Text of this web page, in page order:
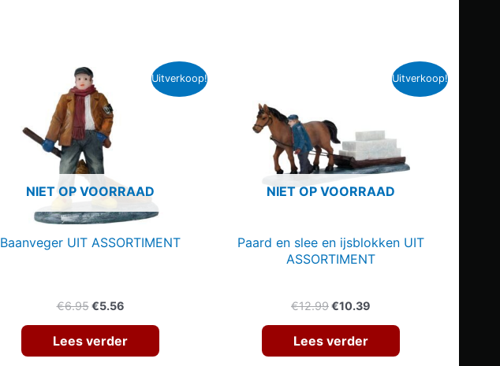
Uitverkoop!
NIET OP VOORRAAD
Baanveger UIT ASSORTIMENT
€6.95 Oorspronkelijke
was:
€6.95.
€5.56Huidige
€5.56.
Lees verder
Uitverkoop!
NIET OP VOORRAAD
Paard en slee en ijsblokken UIT
ASSORTIMENT
€12.99Oorspronkelijke
was:
€12.99.
€10.39
Lees verder